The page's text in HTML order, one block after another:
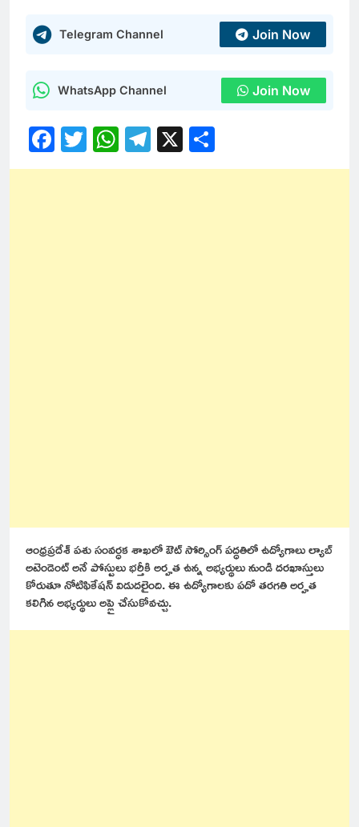
Telegram Channel Join Now
WhatsApp Channel Join Now
Facebook
Twitter
WhatsApp
Telegram
X
ఆంధ్రప్రదేశ్ పశు సంవర్ధక శాఖలో ఔట్ సోర్సింగ్ పద్ధతిలో ఉద్యోగాలు ల్యాబ్
అటెండెంట్ అనే పోస్టులు భర్తీకి అర్హత ఉన్న అభ్యర్థులు నుండి దరఖాస్తులు
కోరుతూ నోటిఫికేషన్ విడుదలైంది. ఈ ఉద్యోగాలకు పదో తరగతి అర్హత
కలిగిన అభ్యర్థులు అప్లై చేసుకోవచ్చు.